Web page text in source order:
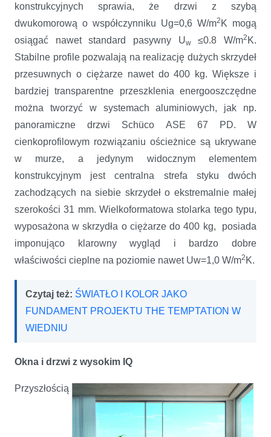
konstrukcyjnych sprawia, że drzwi z szybą
dwukomorową o współczynniku Ug=0,6 W/m2 K mogą
osiągać nawet standard pasywny Uw≤0.8 W/m2 K.
Stabilne profile pozwalają na realizację dużych skrzydeł
przesuwnych o ciężarze nawet do 400 kg. Większe i
bardziej transparentne przeszklenia energooszczędne
można tworzyć w systemach aluminiowych, jak np.
panoramiczne drzwi Schüco ASE 67 PD. W
cienkoprofilowym rozwiązaniu ościeżnice są ukrywane
w murze, a jedynym widocznym elementem
konstrukcyjnym jest centralna strefa styku dwóch
zachodzących na siebie skrzydeł o ekstremalnie małej
szerokości 31 mm. Wielkoformatowa stolarka tego typu,
wyposażona w skrzydła o ciężarze do 400 kg, posiada
imponująco klarowny wygląd i bardzo dobre
właściwości cieplne na poziomie nawet Uw=1,0 W/m2 K.
Czytaj też: ŚWIATŁO I KOLOR JAKO
FUNDAMENT PROJEKTU THE TEMPTATION W
WIEDNIU
Okna i drzwi z wysokim IQ
Przyszłością